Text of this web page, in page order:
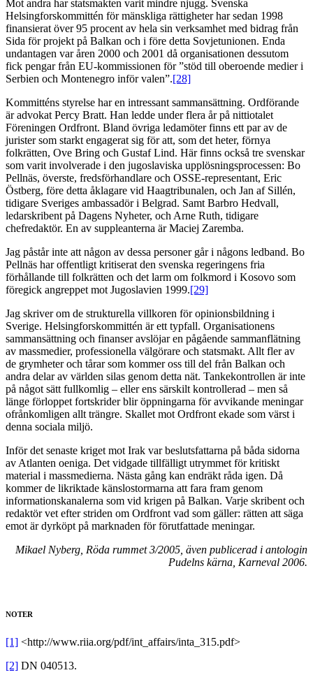
Mot andra har statsmakten varit mindre njugg. Svenska
Helsingforskommittén för mänskliga rättigheter har sedan 1998
finansierat över 95 procent av hela sin verksamhet med bidrag från
Sida för projekt på Balkan och i före detta Sovjetunionen. Enda
undantagen var åren 2000 och 2001 då organisationen dessutom
fick pengar från EU-kommissionen för ”stöd till oberoende medier i
Serbien och Montenegro inför valen”.[28]
Kommitténs styrelse har en intressant sammansättning. Ordförande
är advokat Percy Bratt. Han ledde under flera år på nittiotalet
Föreningen Ordfront. Bland övriga ledamöter finns ett par av de
jurister som starkt engagerat sig för att, som det heter, förnya
folkrätten, Ove Bring och Gustaf Lind. Här finns också tre svenskar
som varit involverade i den jugoslaviska upplösningsprocessen: Bo
Pellnäs, överste, fredsförhandlare och OSSE-representant, Eric
Östberg, före detta åklagare vid Haagtribunalen, och Jan af Sillén,
tidigare Sveriges ambassadör i Belgrad. Samt Barbro Hedvall,
ledarskribent på Dagens Nyheter, och Arne Ruth, tidigare
chefredaktör. En av suppleanterna är Maciej Zaremba.
Jag påstår inte att någon av dessa personer går i någons ledband. Bo
Pellnäs har offentligt kritiserat den svenska regeringens fria
förhållande till folkrätten och det larm om folkmord i Kosovo som
föregick angreppet mot Jugoslavien 1999.[29]
Jag skriver om de strukturella villkoren för opinionsbildning i
Sverige. Helsingforskommittén är ett typfall. Organisationens
sammansättning och finanser avslöjar en pågående sammanflätning
av massmedier, professionella välgörare och statsmakt. Allt fler av
de grymheter och tårar som kommer oss till del från Balkan och
andra delar av världen silas genom detta nät. Tankekontrollen är inte
på något sätt fullkomlig – eller ens särskilt kontrollerad – men så
länge förloppet fortskrider blir öppningarna för avvikande meningar
ofrånkomligen allt trängre. Skallet mot Ordfront ekade som värst i
denna sociala miljö.
Inför det senaste kriget mot Irak var beslutsfattarna på båda sidorna
av Atlanten oeniga. Det vidgade tillfälligt utrymmet för kritiskt
material i massmedierna. Nästa gång kan endräkt råda igen. Då
kommer de likriktade känslostormarna att fara fram genom
informationskanalerna som vid krigen på Balkan. Varje skribent och
redaktör vet efter striden om Ordfront vad som gäller: rätten att säga
emot är dyrköpt på marknaden för förutfattade meningar.
Mikael Nyberg, Röda rummet 3/2005, även publicerad i antologin
Pudelns kärna, Karneval 2006.
NOTER
[1] <http://www.riia.org/pdf/int_affairs/inta_315.pdf>
[2] DN 040513.